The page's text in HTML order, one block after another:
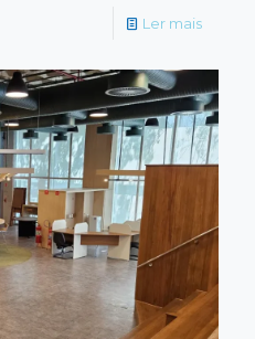
Ler mais